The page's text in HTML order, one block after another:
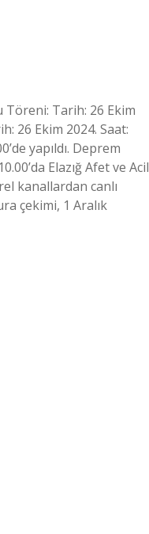
Tarih: 26 Ekim
26 Ekim 2024. Saat:
yapıldı. Deprem
Elazığ Afet ve Acil
kanallardan canlı
çekimi, 1 Aralık